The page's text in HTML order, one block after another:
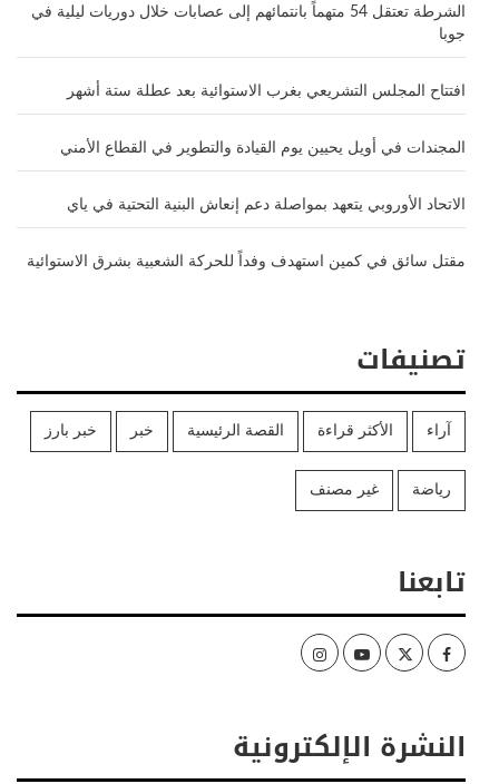
الشرطة تعتقل 54 متهماً بانتمائهم إلى عصابات خلال دوريات ليلية في
جوبا
افتتاح المجلس التشريعي بغرب الاستوائية بعد عطلة ستة أشهر
المجندات في أويل يحيين يوم القيادة والتطوير في القطاع الأمني
الاتحاد الأوروبي يتعهد بمواصلة دعم إنعاش البنية التحتية في ياي
مقتل سائق في كمين استهدف وفداً للحركة الشعبية بشرق الاستوائية
تصنيفات
آراء الأكثر قراءة القصة الرئيسية خبر خبر بارز
رياضة غير مصنف
تابعنا
Facebook
Twitter
Youtube
Instagram
النشرة الإلكترونية